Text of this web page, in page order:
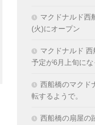
マクドナルド西
(火)にオープン
マクドナルド
予定が6月上旬にな
西船橋のマクド
転するようで。
西船橋の扇屋の